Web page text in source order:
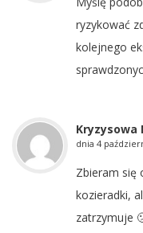
ryzykować
kolejnego
Kryzysowa
dnia 4
Zbieram się
kozieradki,
zatrzymuje